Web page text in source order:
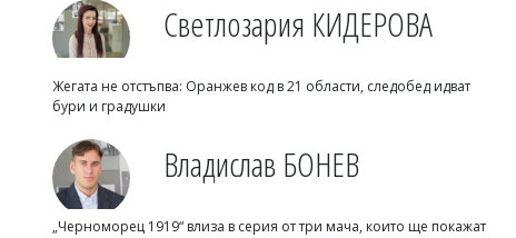
Светлозария КИДЕРОВА
Жегата не отстъпва: Оранжев код в 21 области, следобед идват
бури и градушки
Владислав БОНЕВ
„Черноморец 1919“ влиза в серия от три мача, които ще покажат